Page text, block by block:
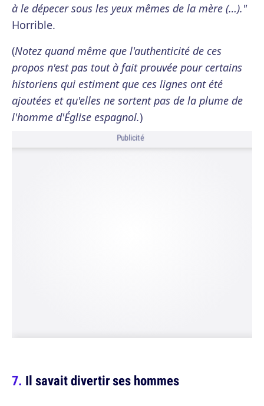
à le dépecer sous les yeux mêmes de la mère (…)."
Horrible.
(Notez quand même que l'authenticité de ces
propos n'est pas tout à fait prouvée pour certains
historiens qui estiment que ces lignes ont été
ajoutées et qu'elles ne sortent pas de la plume de
l'homme d'Église espagnol.)
Publicité
Il savait divertir ses hommes